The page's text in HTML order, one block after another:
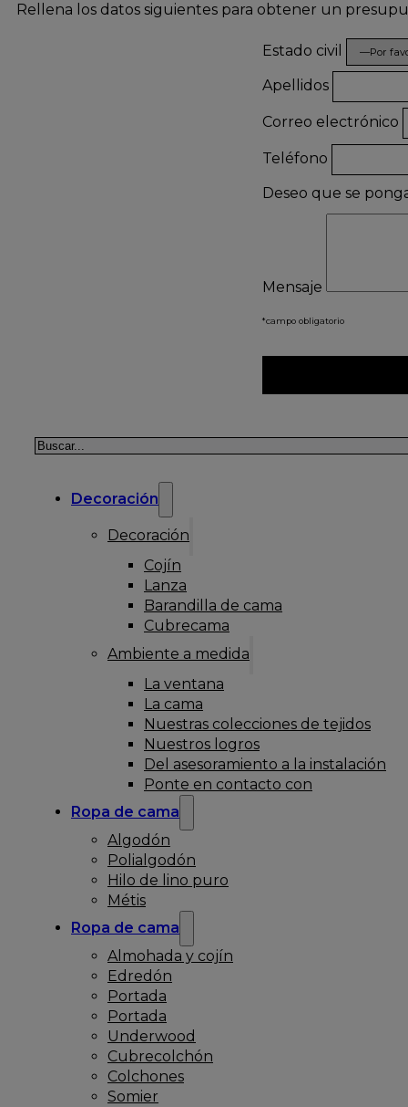
Rellena los datos siguientes para obtener un
Estado civil
Apellidos
Correo electrónico
Teléfono
Deseo que se
Mensaje
*campo obligatorio
Buscar
Decoración
Decoración
Cojín
Lanza
Barandilla de cama
Cubrecama
Ambiente a medida
La ventana
La cama
Nuestras colecciones de tejidos
Nuestros logros
Del asesoramiento a la instalación
Ponte en contacto con
Ropa de cama
Algodón
Polialgodón
Hilo de lino puro
Métis
Ropa de cama
Almohada y cojín
Edredón
Portada
Portada
Underwood
Cubrecolchón
Colchones
Somier